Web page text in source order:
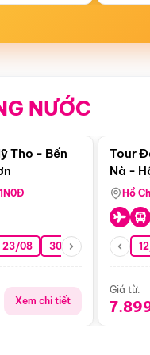
NƯỚC
Điểm nổi bật
Tho - Bến
1N0Đ
23/08 30/08 06/09
Xem chi tiết
Tour
Nà -
Nha
Hồ
Giá từ: